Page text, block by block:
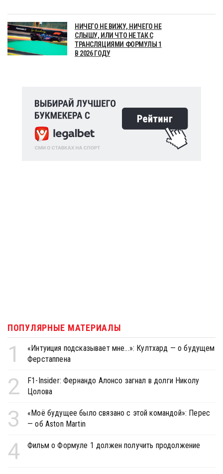
НИЧЕГО НЕ ВИЖУ, НИЧЕГО НЕ
СЛЫШУ, ИЛИ ЧТО НЕ ТАК С
ТРАНСЛЯЦИЯМИ ФОРМУЛЫ 1
В 2026 ГОДУ
ПОПУЛЯРНЫЕ МАТЕРИАЛЫ
1
«Интуиция подсказывает мне...»: Култхард — о будущем
Ферстаппена
2
F1-Insider: Фернандо Алонсо загнал в долги Николу
Цолова
3
«Моё будущее было связано с этой командой»: Перес
— об Aston Martin
4 Фильм о Формуле 1 должен получить продолжение